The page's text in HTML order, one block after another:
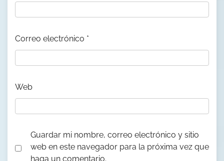
Correo electrónico *
Web
Guardar mi nombre, correo electrónico y sitio
web en este navegador para la próxima vez que
haga un comentario.